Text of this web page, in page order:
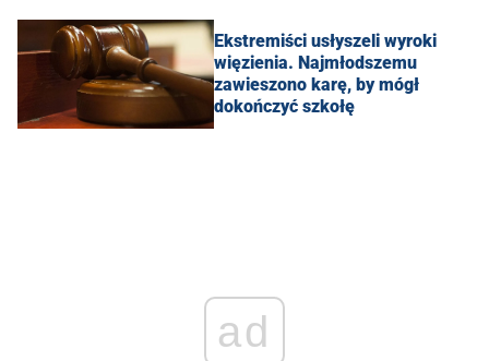
Ekstremiści usłyszeli wyroki
więzienia. Najmłodszemu
zawieszono karę, by mógł
dokończyć szkołę
ad